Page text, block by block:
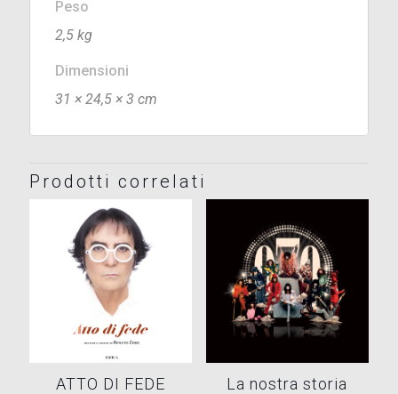
Peso
2,5 kg
Dimensioni
31 × 24,5 × 3 cm
Prodotti correlati
ATTO DI FEDE
La nostra storia